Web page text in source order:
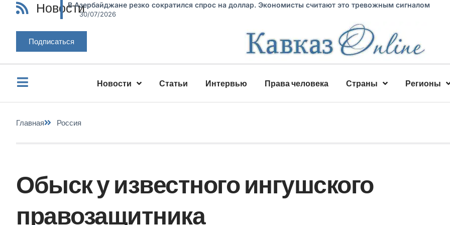
НовостиВ Азербайджане резко сократился спрос на доллар. Экономисты считают это тревожным сигналом
30/07/2026
Подписаться
Новости Статьи Интервью Права человека Страны Регионы
Главная Россия
Обыск у известного ингушского
правозащитника